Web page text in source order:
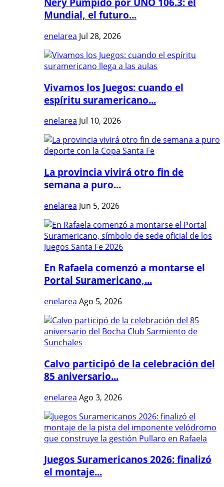
Mundial, el futuro...
enelarea Jul 28, 2026
Vivamos los Juegos: cuando el
espíritu suramericano...
enelarea Jul 10, 2026
La provincia vivirá otro fin de
semana a puro...
enelarea Jun 5, 2026
En Rafaela comenzó a montarse el
Portal Suramericano,...
enelarea Ago 5, 2026
Calvo participó de la celebración del
85 aniversario...
enelarea Ago 3, 2026
Juegos Suramericanos 2026: finalizó
el montaje...